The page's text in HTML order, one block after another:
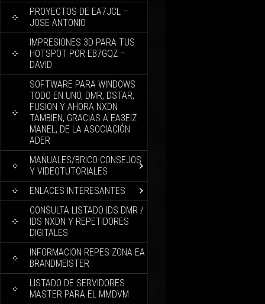
PROYECTOS DE EA7JCL –
JOSE ANTONIO
IMPRESIONES 3D PARA TUS
HOTSPOT POR EB7GQZ –
DAVID
SOFTWARE PARA WINDOWS
TODO EN UNO, DMR, DSTAR,
FUSION Y AHORA NXDN
TAMBIEN, GRACIAS A EA3EIZ
MANEL, DE LA ASOCIACIÓN
ADER
MANUALES/BRICO-CONSEJOS
Y VIDEOTUTORIALES
ENLACES INTERESANTES
CONSULTA LISTADO IDS DMR /
IDS NXDN Y REPETIDORES
DIGITALES
INFORMACION REPES ZONA EA
BRANDMEISTER
LISTADO DE SERVIDORES
MASTER PARA EL MMDVM